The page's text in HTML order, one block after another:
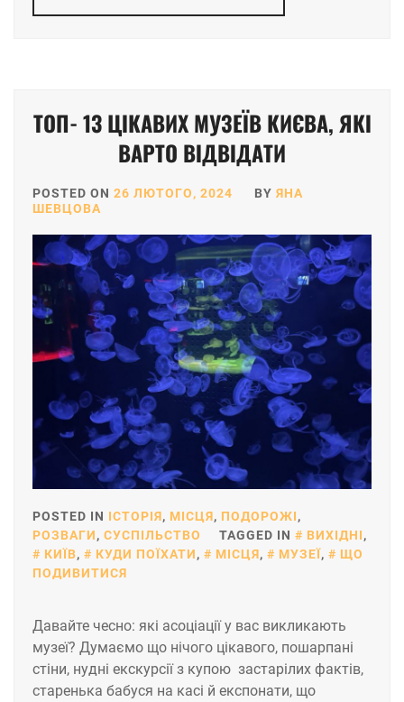
ТОП- 13 ЦІКАВИХ МУЗЕЇВ КИЄВА, ЯКІ
ВАРТО ВІДВІДАТИ
POSTED ON 26 ЛЮТОГО, 2024 BY ЯНА
ШЕВЦОВА
POSTED IN ІСТОРІЯ, МІСЦЯ, ПОДОРОЖІ,
РОЗВАГИ, СУСПІЛЬСТВО TAGGED IN ВИХІДНІ,
КИЇВ, КУДИ ПОЇХАТИ, МІСЦЯ, МУЗЕЇ,
ЩО
ПОДИВИТИСЯ
Давайте чесно: які асоціації у вас викликають
музеї? Думаємо що нічого цікавого, пошарпані
стіни, нудні екскурсії з купою застарілих фактів,
старенька бабуся на касі й експонати, що